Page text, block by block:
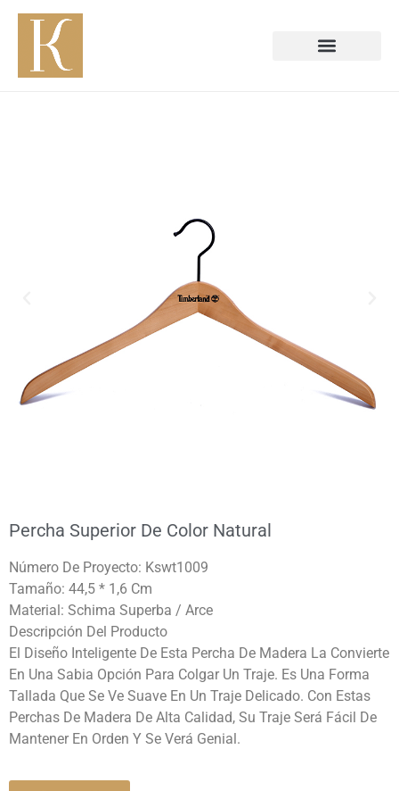
Percha Superior De Color Natural
Número De Proyecto: Kswt1009
Tamaño: 44,5 * 1,6 Cm
Material: Schima Superba / Arce
Descripción Del Producto
El Diseño Inteligente De Esta Percha De Madera La Convierte
En Una Sabia Opción Para Colgar Un Traje. Es Una Forma
Tallada Que Se Ve Suave En Un Traje Delicado. Con Estas
Perchas De Madera De Alta Calidad, Su Traje Será Fácil De
Mantener En Orden Y Se Verá Genial.